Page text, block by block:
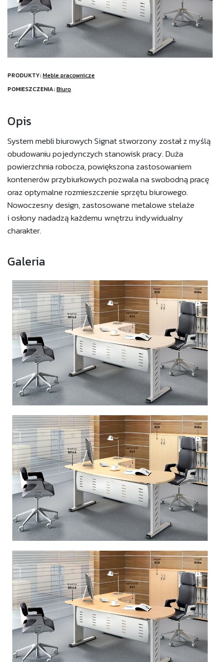
PRODUKTY:Meble pracownicze
POMIESZCZENIA:Biuro
Opis
System mebli biurowych Signat stworzony został z myślą
obudowaniu pojedynczych stanowisk pracy. Duża
powierzchnia robocza, powiększona zastosowaniem
kontenerów przybiurkowych pozwala na swobodną pracę
oraz optymalne rozmieszczenie sprzętu biurowego.
Nowoczesny design, zastosowane metalowe stelaże
i osłony nadadzą każdemu wnętrzu indywidualny
charakter.
Galeria